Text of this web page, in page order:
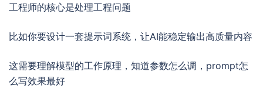
工程师的核心是处理工程问题
比如你要设计一套提示词系统，让AI能稳定输出高质量内容
这需要理解模型的工作原理，知道参数怎么调，prompt怎
么写效果最好